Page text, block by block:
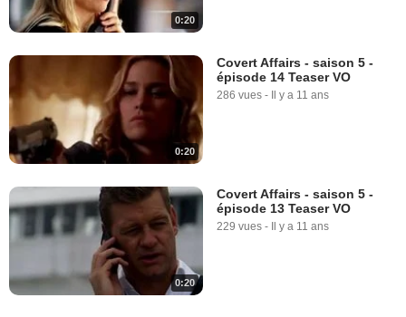
0:20
0:20
Covert Affairs - saison 5 -
épisode 14 Teaser VO
286 vues - Il y a 11 ans
0:20
Covert Affairs - saison 5 -
épisode 13 Teaser VO
229 vues - Il y a 11 ans